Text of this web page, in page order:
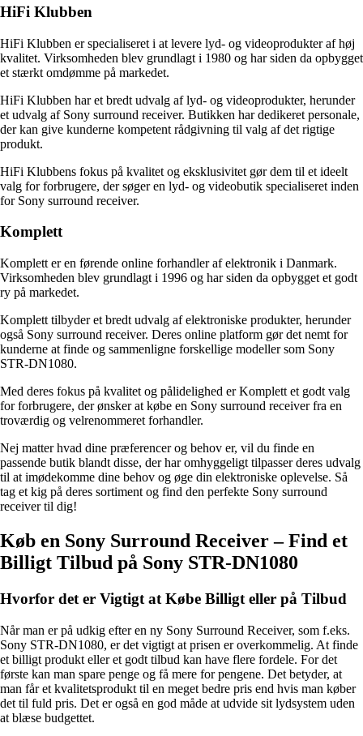
HiFi Klubben
HiFi Klubben er specialiseret i at levere lyd- og videoprodukter af høj
kvalitet. Virksomheden blev grundlagt i 1980 og har siden da opbygget
et stærkt omdømme på markedet.
HiFi Klubben har et bredt udvalg af lyd- og videoprodukter, herunder
et udvalg af Sony surround receiver. Butikken har dedikeret personale,
der kan give kunderne kompetent rådgivning til valg af det rigtige
produkt.
HiFi Klubbens fokus på kvalitet og eksklusivitet gør dem til et ideelt
valg for forbrugere, der søger en lyd- og videobutik specialiseret inden
for Sony surround receiver.
Komplett
Komplett er en førende online forhandler af elektronik i Danmark.
Virksomheden blev grundlagt i 1996 og har siden da opbygget et godt
ry på markedet.
Komplett tilbyder et bredt udvalg af elektroniske produkter, herunder
også Sony surround receiver. Deres online platform gør det nemt for
kunderne at finde og sammenligne forskellige modeller som Sony
STR-DN1080.
Med deres fokus på kvalitet og pålidelighed er Komplett et godt valg
for forbrugere, der ønsker at købe en Sony surround receiver fra en
troværdig og velrenommeret forhandler.
Nej matter hvad dine præferencer og behov er, vil du finde en
passende butik blandt disse, der har omhyggeligt tilpasser deres udvalg
til at imødekomme dine behov og øge din elektroniske oplevelse. Så
tag et kig på deres sortiment og find den perfekte Sony surround
receiver til dig!
Køb en Sony Surround Receiver – Find et
Billigt Tilbud på Sony STR-DN1080
Hvorfor det er Vigtigt at Købe Billigt eller på Tilbud
Når man er på udkig efter en ny Sony Surround Receiver, som f.eks.
Sony STR-DN1080, er det vigtigt at prisen er overkommelig. At finde
et billigt produkt eller et godt tilbud kan have flere fordele. For det
første kan man spare penge og få mere for pengene. Det betyder, at
man får et kvalitetsprodukt til en meget bedre pris end hvis man køber
det til fuld pris. Det er også en god måde at udvide sit lydsystem uden
at blæse budgettet.